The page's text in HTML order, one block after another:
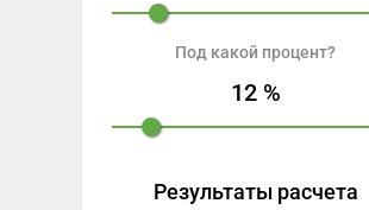
Под какой процент?
12%
Результаты расчета